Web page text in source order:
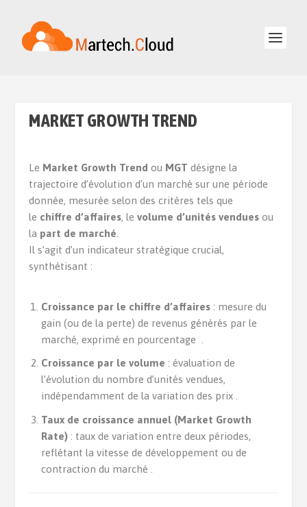
MARKET GROWTH TREND
Le Market Growth Trend ou MGT désigne la
trajectoire d’évolution d’un marché sur une période
donnée, mesurée selon des critères tels que
le chiffre d’affaires, levolume d’unités vendues ou
la part de marché
Il s’agit d’un indicateur stratégique crucial,
synthétisant :
Croissance par le chiffre d’affaires: mesure du
gain (ou de la perte) de revenus générés par le
marché, exprimé en pourcentage .
Croissance par le volume : évaluation de
l’évolution du nombre d’unités vendues,
indépendamment de la variation des prix .
Taux de croissance annuel (Market Growth
Rate): taux de variation entre deux périodes,
reflétant la vitesse de développement ou de
contraction du marché .